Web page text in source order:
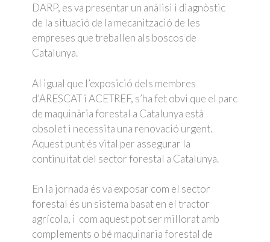
DARP, es va presentar un anàlisi i diagnòstic
de la situació de la mecanització de les
empreses que treballen als boscos de
Catalunya.
Al igual que l’exposició dels membres
d’ARESCAT i ACETREF, s’ha fet obvi que el parc
de maquinària forestal a Catalunya està
obsolet i necessita una renovació urgent.
Aquest punt és vital per assegurar la
continuïtat del sector forestal a Catalunya.
En la jornada és va exposar com el sector
forestal és un sistema basat en el tractor
agrícola, i com aquest pot ser millorat amb
complements o bé maquinaria forestal de